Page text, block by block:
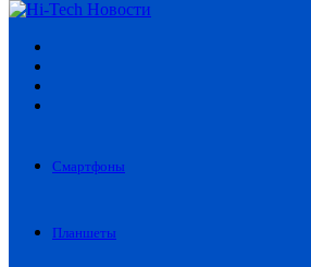
Смартфоны
Планшеты